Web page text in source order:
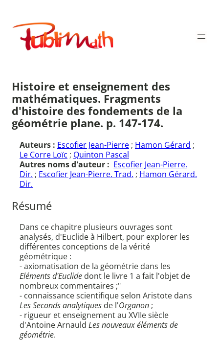
contenu
Publimath
Histoire et enseignement des
mathématiques. Fragments
d'histoire des fondements de la
géométrie plane. p. 147-174.
Auteurs : Escofier Jean-Pierre ; Hamon Gérard ;
Le Corre Loïc ; Quinton Pascal
Autres noms d'auteur : Escofier Jean-Pierre.
Dir. ; Escofier Jean-Pierre. Trad. ; Hamon Gérard.
Dir.
Résumé
Dans ce chapitre plusieurs ouvrages sont
analysés, d'Euclide à Hilbert, pour explorer les
différentes conceptions de la vérité
géométrique :
- axiomatisation de la géométrie dans les
Eléments d'Euclide dont le livre 1 a fait l'objet de
nombreux commentaires ;"
- connaissance scientifique selon Aristote dans
Les Seconds analytiques de l'Organon ;
- rigueur et enseignement au XVIIe siècle
d'Antoine Arnauld Les nouveaux éléments de
géométrie.